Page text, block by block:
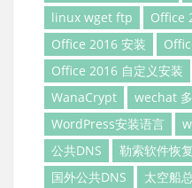
linux wget ftp
Office
Office 2016 安装
Office 2016 自定义安装
WanaCrypt
wechat
WordPress安装语言
公共DNS
勒索软件恢复
国外公共DNS
太空船